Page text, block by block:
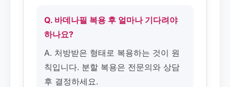
Q. 바데나필 복용 후 얼마나 기다려야
하나요?
A. 처방받은 형태로 복용하는 것이 원
칙입니다. 분할 복용은 전문의와 상담
후 결정하세요.